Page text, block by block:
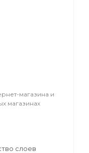
магазина и
магазинах
слоев